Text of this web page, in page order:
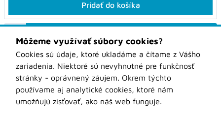
Pridať do košíka
WOOD BOTO PRIATEĽ DREVA
Obchodné podmienky
Kontakt
O nás
Môžeme využívať súbory cookies?
Cookies sú údaje, ktoré ukladáme a čítame z Vášho
zariadenia. Niektoré sú nevyhnutné pre funkčnosť
stránky - oprávnený záujem. Okrem týchto
používame aj analytické cookies, ktoré nám
umožňujú zisťovať, ako náš web funguje.